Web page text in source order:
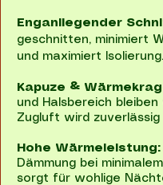
Enganliegender
geschnitten, minimiert
und maximiert Isolierung.
Kapuze &
und Halsbereich bleiben
Zugluft wird
Hohe Wärmeleistung:
Dämmung bei
sorgt für wohlige